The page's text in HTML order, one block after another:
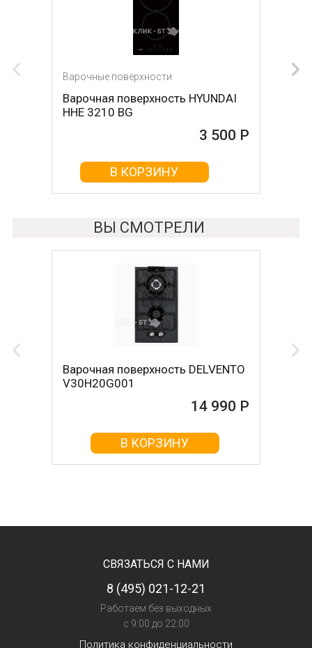
Варочные поверхности
Варочная поверхность HYUNDAI
HHE 3210 BG
3 500 Р
В КОРЗИНУ
Варочные поверхности
Варочная поверхность DARINA
1T17 BGС 341 12 B
3 680 Р
В КОРЗИНУ
ВЫ СМОТРЕЛИ
Варочная поверхность DELVENTO
V30H20G001
14 990 Р
В КОРЗИНУ
СВЯЗАТЬСЯ С НАМИ
8 (495) 021-12-21
Работаем без выходных
с 9:00 до 22:00
Политика конфиденциальности